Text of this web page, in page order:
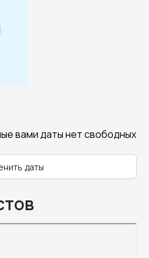
вами даты нет свободных
даты